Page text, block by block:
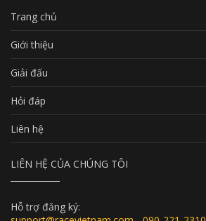
Trang chủ
Giới thiệu
Giải đấu
Hỏi đáp
Liên hệ
LIÊN HỆ CỦA CHÚNG TÔI
Hỗ trợ đăng ký: